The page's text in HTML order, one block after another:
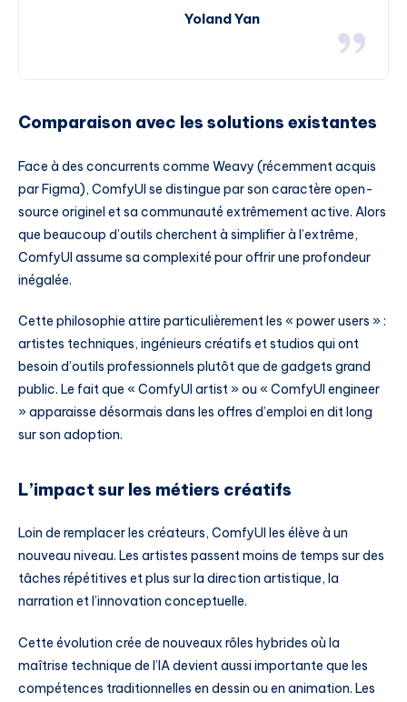
Yoland Yan
Comparaison avec les solutions existantes
Face à des concurrents comme Weavy (récemment acquis
par Figma), ComfyUI se distingue par son caractère open-
source originel et sa communauté extrêmement active. Alors
que beaucoup d’outils cherchent à simplifier à l’extrême,
ComfyUI assume sa complexité pour offrir une profondeur
inégalée.
Cette philosophie attire particulièrement les « power users » :
artistes techniques, ingénieurs créatifs et studios qui ont
besoin d’outils professionnels plutôt que de gadgets grand
public. Le fait que « ComfyUI artist » ou « ComfyUI engineer
» apparaisse désormais dans les offres d’emploi en dit long
sur son adoption.
L’impact sur les métiers créatifs
Loin de remplacer les créateurs, ComfyUI les élève à un
nouveau niveau. Les artistes passent moins de temps sur des
tâches répétitives et plus sur la direction artistique, la
narration et l’innovation conceptuelle.
Cette évolution crée de nouveaux rôles hybrides où la
maîtrise technique de l’IA devient aussi importante que les
compétences traditionnelles en dessin ou en animation. Les